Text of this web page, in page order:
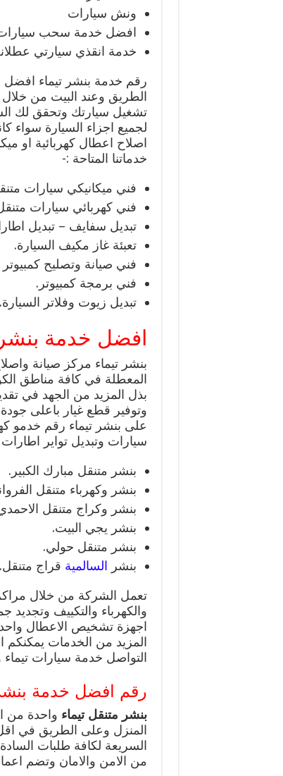
ونش سيارات
افضل خدمة سحب
خدمة انقذي سيارتي
رقم خدمة بنشر تيماء
الطريق وعند البيت من
تشغيل سيارتك وتحقق لك
لجميع اجزاء السيارة سواء
اصلاح اعطال كهربائية او
خدماتنا المتاحة :-
فني ميكانيكي سيارات
فني كهربائي سيارات
تبديل سفايف – تبديل
تعبئة غاز مكيف السيارة.
فني صيانة وتصليح كمبيوتر
فني برمجة كمبيوتر.
تبديل زيوت وفلاتر السيارة.
افضل خدمة بنشر
بنشر تيماء مركز صيانة
المعطلة في كافة مناطق
بذل المزيد من الجهد في
وتوفير قطع غيار باعلى
على بنشر تيماء رقم خدمو
سيارات وتبديل تواير
بنشر متنقل مبارك الكبير.
بنشر وكهرباء متنقل
بنشر وكراج متنقل
بنشر يجي البيت.
بنشر متنقل حولي.
بنشر السالمية قراج متنقل.
تعمل الشركة من خلال
والكهرباء والتكييف وتجديد
اجهزة تشخيص الاعطال
التواصل خدمة سيارات
رقم افضل خدمة
بنشر متنقل تيماء واحدة من
المنزل وعلى الطريق في
السريعة لكافة طلبات
من الامن والامان وتضم